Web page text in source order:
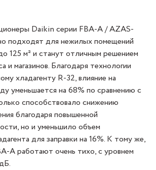
Daikin серии FBA-A / AZAS-
подходят для нежилых помещений
125 м² и станут отличным решением
и магазинов. Благодаря технологии
хладагенту R-32, влияние на
уменьшается на 68% по сравнению с
способствовало снижению
благодаря повышенной
но и уменьшило объем
для заправки на 16%. К тому же,
A работают очень тихо, с уровнем